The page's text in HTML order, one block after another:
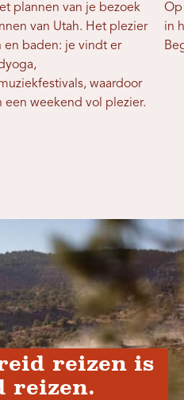
plannen van je bezoek
van Utah. Het plezier
en baden: je vindt er
waardoor
een weekend vol plezier.
Op
in
reizen is
reizen.